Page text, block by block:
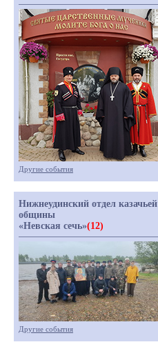
Другие события
Нижнеудинский отдел казачьей
общины
«Невская сечь»(12)
Другие события